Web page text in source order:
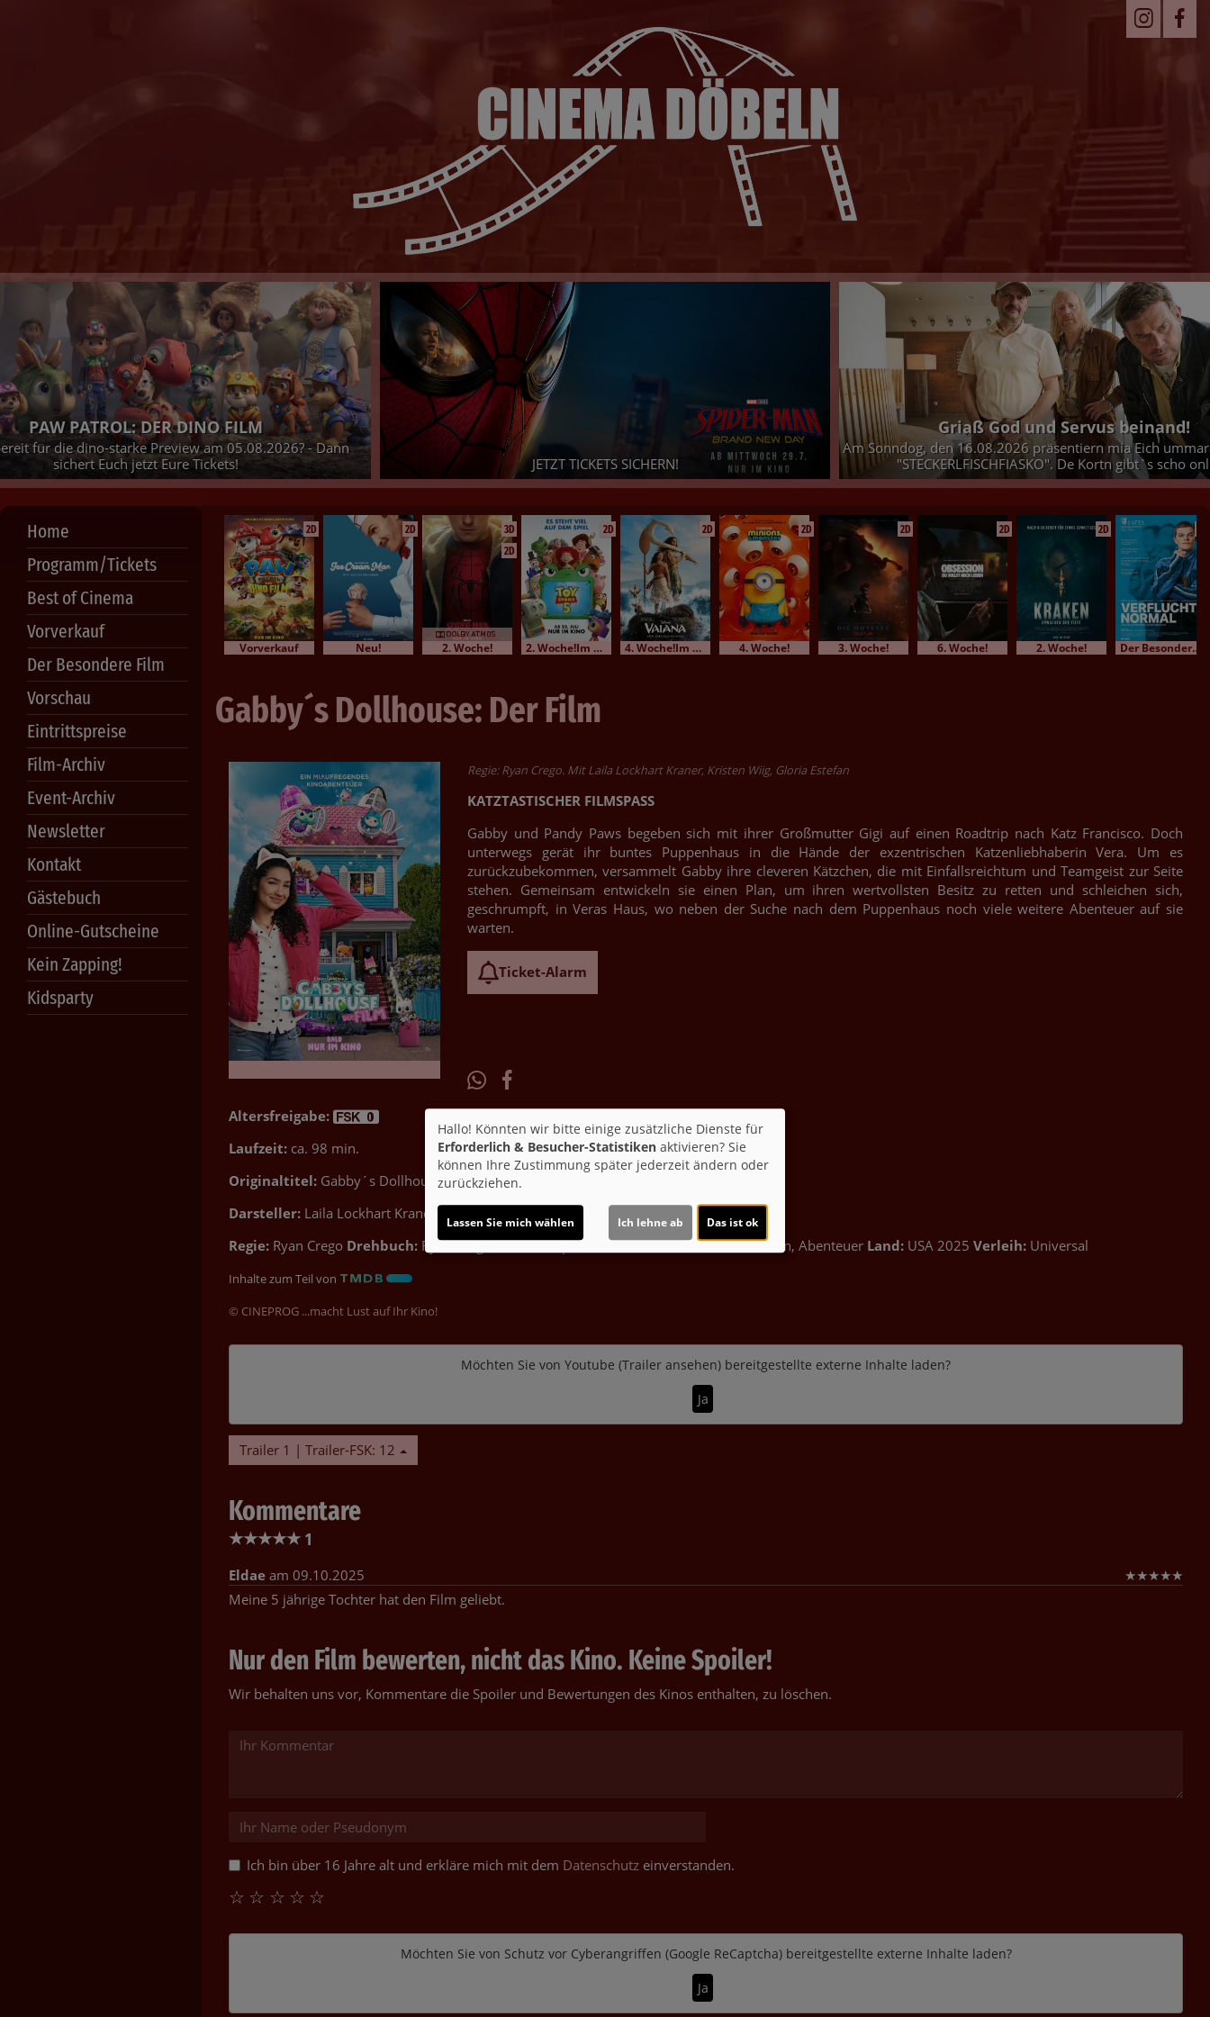
PAW PATROL: DER DINO FILM
für die dino-starke Preview am 05.08.2026? - Dann
sichert Euch jetzt Eure Tickets!
JETZT TICKETS SICHERN!
Griaß God und Servus beinand!
Am Sonndog, den 16.08.2026 präsentiern mia Eich
"STECKERLFISCHFIASKO". De Kortn gibt`s scho
Home
Programm/Tickets
Best of Cinema
Vorverkauf
Der Besondere Film
Vorschau
Eintrittspreise
Film-Archiv
Event-Archiv
Newsletter
Kontakt
Gästebuch
Online-Gutscheine
Kein Zapping!
Kidsparty
2D
Vorverkauf
2D
Neu!
3D
2D
2. Woche!
2D
2. Woche!Im Bundesstart
2D
4. Woche!Im Bundesstart
2D
4. Woche!
2D
3. Woche!
2D
6. Woche!
2D
2. Woche! Der Besondere Film
Gabby´s Dollhouse: Der Film
Regie: Ryan Crego. Mit Laila Lockhart Kraner, Kristen Wiig, Gloria Estefan
KATZTASTISCHER FILMSPASS
Gabby und Pandy Paws begeben sich mit ihrer Großmutter Gigi auf einen Roadtrip nach Katz Francisco. Doch
unterwegs gerät ihr buntes Puppenhaus in die Hände der exzentrischen Katzenliebhaberin Vera. Um es
zurückzubekommen, versammelt Gabby ihre cleveren Kätzchen, die mit Einfallsreichtum und Teamgeist zur Seite
stehen. Gemeinsam entwickeln sie einen Plan, um ihren wertvollsten Besitz zu retten und schleichen sich,
geschrumpft, in Veras Haus, wo neben der Suche nach dem Puppenhaus noch viele weitere Abenteuer auf sie
warten.
Ticket-Alarm
Altersfreigabe:
Laufzeit: ca. 98 min.
Originaltitel: Gabby´s Dollhouse: The Movie
Darsteller: Laila Lockhart Kraner, Kristen Wiig, Gloria Estefan, Jason Mantzoukas
Regie: Ryan Crego Drehbuch: Ryan Crego Musik: Stephanie Economou Genre: Animation, Abenteuer Land: USA 2025 Verleih: Universal
Inhalte zum Teil von
© CINEPROG ...macht Lust auf Ihr Kino!
Möchten Sie von Youtube (Trailer ansehen) bereitgestellte externe Inhalte laden?
Ja
Trailer 1 | Trailer-FSK: 12
Kommentare
★★★★★ 1
Eldae am 09.10.2025 ★★★★★
Meine 5 jährige Tochter hat den Film geliebt.
Nur den Film bewerten, nicht das Kino. Keine Spoiler!
Wir behalten uns vor, Kommentare die Spoiler und Bewertungen des Kinos enthalten, zu löschen.
Ich bin über 16 Jahre alt und erkläre mich mit dem Datenschutz einverstanden.
☆
☆
☆
☆
☆
Möchten Sie von Schutz vor Cyberangriffen (Google ReCaptcha)bereitgestellte externe Inhalte laden?
Ja
Hallo! Könnten wir bitte einige zusätzliche Dienste für
Erforderlich & Besucher-Statistiken aktivieren? Sie
können Ihre Zustimmung später jederzeit ändern oder
zurückziehen.
Lassen Sie mich wählen Ich lehne ab Das ist ok